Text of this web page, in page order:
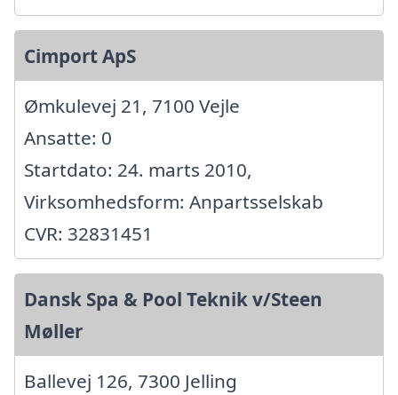
Cimport ApS
Ømkulevej 21, 7100 Vejle
Ansatte: 0
Startdato: 24. marts 2010,
Virksomhedsform: Anpartsselskab
CVR: 32831451
Dansk Spa & Pool Teknik v/Steen
Møller
Ballevej 126, 7300 Jelling